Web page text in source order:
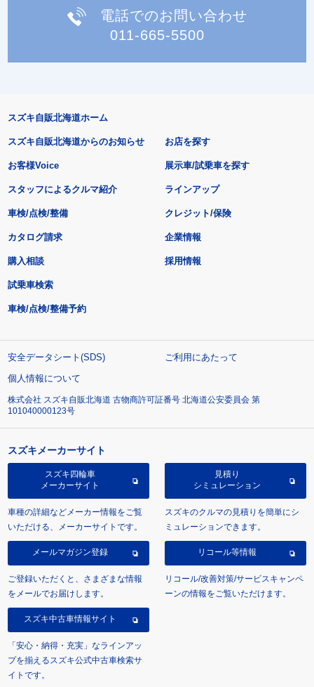
電話でのお問い合わせ
011-665-5500
スズキ自販北海道ホーム
スズキ自販北海道からのお知らせ
お客様Voice
スタッフによるクルマ紹介
お店を探す
展示車/試乗車を探す
ラインアップ
車検/点検/整備 クレジット/保険
カタログ請求
購入相談
試乗車検索
車検/点検/整備予約
企業情報
採用情報
安全データシート(SDS)
ご利用にあたって
個人情報について
株式会社 スズキ自販北海道 古物商許可証番号 北海道公安委員会 第
101040000123号
スズキメーカーサイト
スズキ四輪車
メーカーサイト
車種の詳細などメーカー情報をご覧
いただける、メーカーサイトです。
見積り
シミュレーション
スズキのクルマの見積りを簡単にシ
ミュレーションできます。
メールマガジン登録
ご登録いただくと、さまざまな情報
をメールでお届けします。
リコール等情報
リコール/改善対策/サービスキャンペ
ーンの情報をご覧いただけます。
スズキ中古車情報サイト
「安心・納得・充実」なラインアッ
プを揃えるスズキ公式中古車検索サ
イトです。